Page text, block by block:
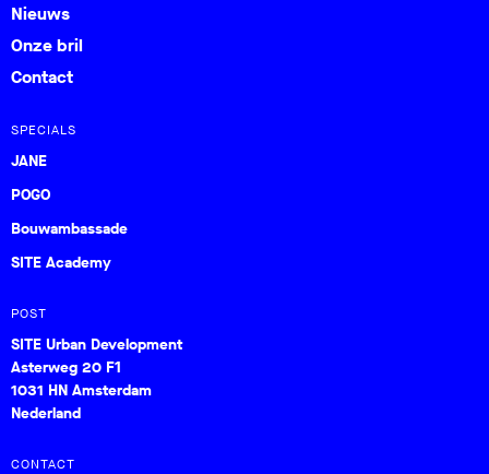
Nieuws
Onze bril
Contact
SPECIALS
JANE
POGO
Bouwambassade
SITE Academy
POST
SITE Urban Development
Asterweg 20 F1
1031 HN Amsterdam
Nederland
CONTACT